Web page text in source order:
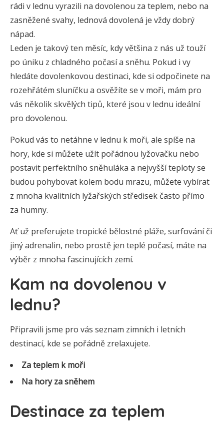
rádi v lednu vyrazili na dovolenou za teplem, nebo na
zasněžené svahy, lednová dovolená je vždy dobrý
nápad.
Leden je takový ten měsíc, kdy většina z nás už touží
po úniku z chladného počasí a sněhu. Pokud i vy
hledáte dovolenkovou destinaci, kde si odpočinete na
rozehřátém sluníčku a osvěžíte se v moři, mám pro
vás několik skvělých tipů, které jsou v lednu ideální
pro dovolenou.
Pokud vás to netáhne v lednu k moři, ale spíše na
hory, kde si můžete užít pořádnou lyžovačku nebo
postavit perfektního sněhuláka a nejvyšší teploty se
budou pohybovat kolem bodu mrazu, můžete vybírat
z mnoha kvalitních lyžařských středisek často přímo
za humny.
Ať už preferujete tropické bělostné pláže, surfování či
jiný adrenalin, nebo prostě jen teplé počasí, máte na
výběr z mnoha fascinujících zemí.
Kam na dovolenou v
lednu?
Připravili jsme pro vás seznam zimních i letních
destinací, kde se pořádně zrelaxujete.
Za teplem k moři
Na hory za sněhem
Destinace za teplem